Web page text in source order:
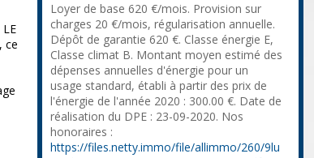
ce
Loyer de base 620 €/mois. Provision sur
charges 20 €/mois, régularisation annuelle.
Dépôt de garantie 620 €. Classe énergie E,
Classe climat B. Montant moyen estimé des
dépenses annuelles d'énergie pour un
usage standard, établi à partir des prix de
l'énergie de l'année 2020 : 300.00 €. Date de
réalisation du DPE : 23-09-2020. Nos
honoraires :
https://files.netty.immo/file/allimmo/260/9lu